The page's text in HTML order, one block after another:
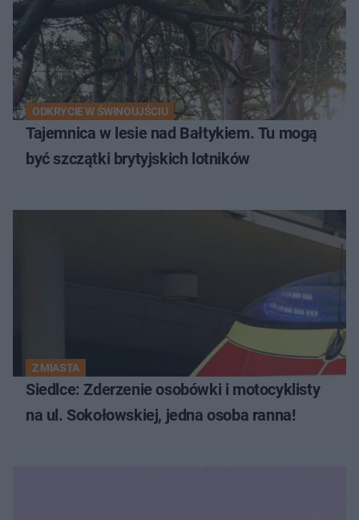
ODKRYCIE W ŚWINOUJŚCIU
Tajemnica w lesie nad Bałtykiem. Tu mogą
być szczątki brytyjskich lotników
Z MIASTA
Siedlce: Zderzenie osobówki i motocyklisty
na ul. Sokołowskiej, jedna osoba ranna!